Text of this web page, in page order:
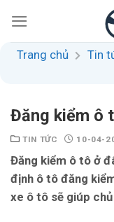
content
Trang chủ Tin
Đăng kiểm ô
TIN TỨC 10-04-
Đăng kiểm ô tô ở
định ô tô đăng
xe ô tô sẽ giúp